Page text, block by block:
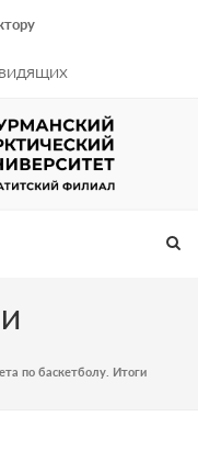
по баскетболу. Итоги